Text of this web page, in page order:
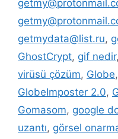
getmydata@list.ru,
GhostCrypt, gif nedir,
virüsü çözüm, Globe,
GlobeImposter 2.0,
Gomasom, google
uzantı, görsel